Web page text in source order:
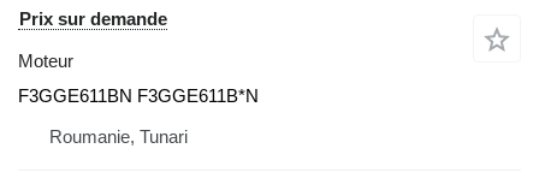
Prix sur demande
Moteur
F3GGE611BN F3GGE611B*N
Roumanie, Tunari